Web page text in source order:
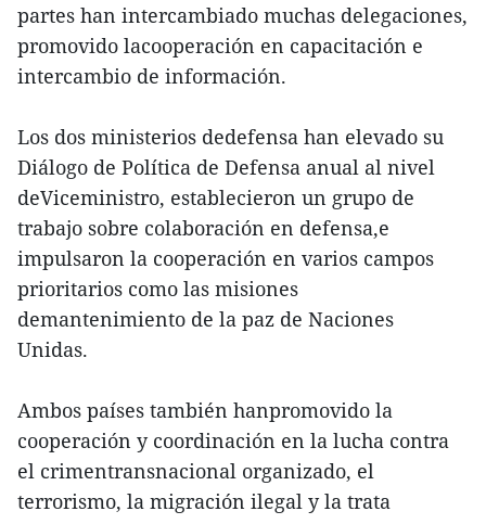
partes han intercambiado muchas delegaciones,
promovido lacooperación en capacitación e
intercambio de información.
Los dos ministerios dedefensa han elevado su
Diálogo de Política de Defensa anual al nivel
deViceministro, establecieron un grupo de
trabajo sobre colaboración en defensa,e
impulsaron la cooperación en varios campos
prioritarios como las misiones
demantenimiento de la paz de Naciones
Unidas.
Ambos países también hanpromovido la
cooperación y coordinación en la lucha contra
el crimentransnacional organizado, el
terrorismo, la migración ilegal y la trata